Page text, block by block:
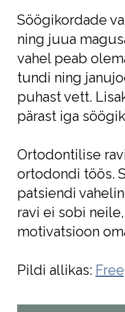
Söögikordade
ning juua
vahel peab
tundi ning
puhast vett.
pärast iga
Ortodontilise
ortodondi töös.
patsiendi
ravi ei sobi
motivatsioon
Pildi allikas: